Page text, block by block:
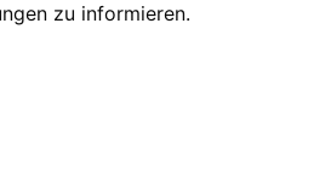
zu informieren.